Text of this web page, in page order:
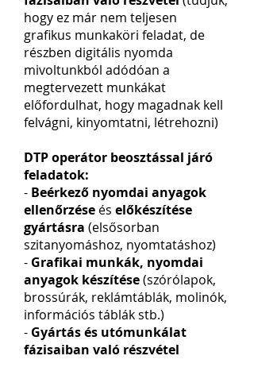
hogy ez már nem teljesen
grafikus munkaköri feladat, de
részben digitális nyomda
mivoltunkból adódóan a
megtervezett munkákat
előfordulhat, hogy magadnak kell
felvágni, kinyomtatni, létrehozni)
DTP operátor beosztással járó
feladatok:
- Beérkező nyomdai anyagok
ellenőrzése és előkészítése
gyártásra (elsősorban
szitanyomáshoz, nyomtatáshoz)
- Grafikai munkák, nyomdai
anyagok készítése(szórólapok,
brossúrák, reklámtáblák, molinók,
információs táblák stb.)
- Gyártás és utómunkálat
fázisaiban való részvétel